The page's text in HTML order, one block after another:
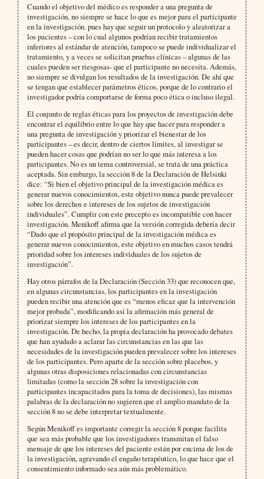
Cuando el objetivo del médico es responder a una pregunta de
investigación, no siempre se hace lo que es mejor para el participante
en la investigación. pues hay que seguir un protocolo y aleatorizar a
los pacientes – con lo cual algunos podrían recibir tratamientos
inferiores al estándar de atención, tampoco se puede individualizar el
tratamiento, y a veces se solicitan pruebas clínicas – algunas de las
cuales pueden ser riesgosas- que el participante no necesita. Además,
no siempre se divulgan los resultados de la investigación. De ahí que
se tengan que establecer parámetros éticos, porque de lo contrario el
investigador podría comportarse de forma poco ética o incluso ilegal.
El conjunto de reglas éticas para los proyectos de investigación debe
encontrar el equilibrio entre lo que hay que hacer para responder a
una pregunta de investigación y priorizar el bienestar de los
participantes – es decir, dentro de ciertos límites, al investigar se
pueden hacer cosas que podrían no ser lo que más interesa a los
participantes. No es un tema controversial, se trata de una práctica
aceptada. Sin embargo, la sección 8 de la Declaración de Helsinki
dice: “Si bien el objetivo principal de la investigación médica es
generar nuevos conocimientos, este objetivo nunca puede prevalecer
sobre los derechos e intereses de los sujetos de investigación
individuales”. Cumplir con este precepto es incompatible con hacer
investigación. Menikoff afirma que la versión corregida debería decir
“Dado que el propósito principal de la investigación médica es
generar nuevos conocimientos, este objetivo en muchos casos tendrá
prioridad sobre los intereses individuales de los sujetos de
investigación”.
Hay otros párrafos de la Declaración (Sección 33) que reconocen que,
en algunas circunstancias, los participantes en la investigación
pueden recibir una atención que es “menos eficaz que la intervención
mejor probada”, modificando así la afirmación más general de
priorizar siempre los intereses de los participantes en la
investigación. De hecho, la propia declaración ha provocado debates
que han ayudado a aclarar las circunstancias en las que las
necesidades de la investigación pueden prevalecer sobre los intereses
de los participantes. Pero aparte de la sección sobre placebos, y
algunas otras disposiciones relacionadas con circunstancias
limitadas (como la sección 28 sobre la investigación con
participantes incapacitados para la toma de decisiones), las mismas
palabras de la declaración no sugieren que el amplio mandato de la
sección 8 no se debe interpretar textualmente.
Según Menikoff es importante corregir la sección 8 porque facilita
que sea más probable que los investigadores transmitan el falso
mensaje de que los intereses del paciente están por encima de los de
la investigación, agravando el engaño terapéutico, lo que hace que el
consentimiento informado sea aún más problemático.